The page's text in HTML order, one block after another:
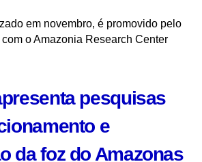
em novembro, é promovido pelo
com o Amazonia Research Center
pesquisas
e
da foz do Amazonas